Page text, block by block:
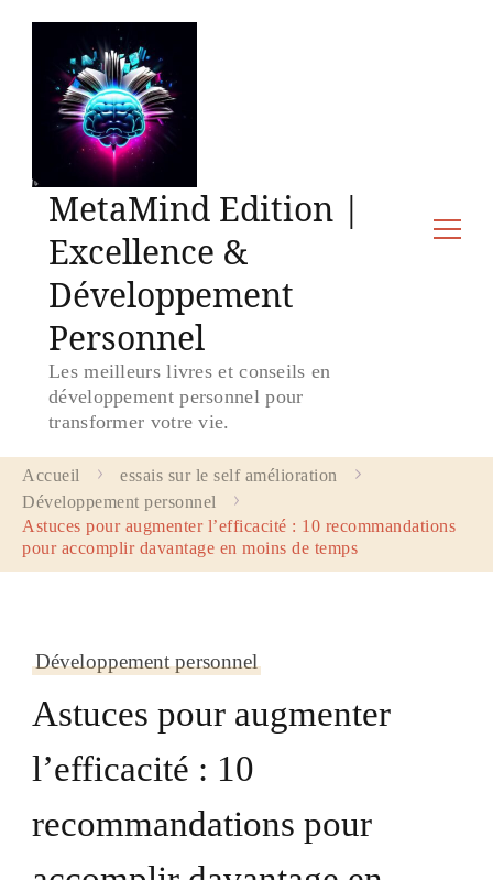
MetaMind Edition |
Excellence &
Développement
Personnel
Les meilleurs livres et conseils en
développement personnel pour
transformer votre vie.
Accueil
essais sur le self amélioration
Développement personnel
Astuces pour augmenter l’efficacité : 10 recommandations
pour accomplir davantage en moins de temps
Développement personnel
Astuces pour augmenter
l’efficacité : 10
recommandations pour